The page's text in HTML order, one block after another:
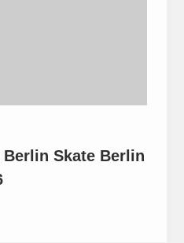
Skate Berlin